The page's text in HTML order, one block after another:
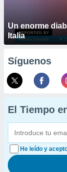
Un enorme
Italia
Síguenos
El Tiempo
He leído y